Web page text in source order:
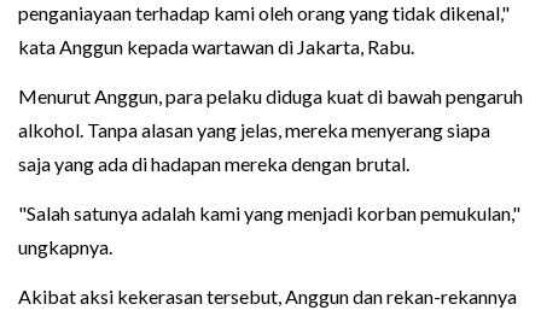
penganiayaan terhadap kami oleh orang yang tidak dikenal,"
kata Anggun kepada wartawan di Jakarta, Rabu.
Menurut Anggun, para pelaku diduga kuat di bawah pengaruh
alkohol. Tanpa alasan yang jelas, mereka menyerang siapa
saja yang ada di hadapan mereka dengan brutal.
"Salah satunya adalah kami yang menjadi korban pemukulan,"
ungkapnya.
Akibat aksi kekerasan tersebut, Anggun dan rekan-rekannya